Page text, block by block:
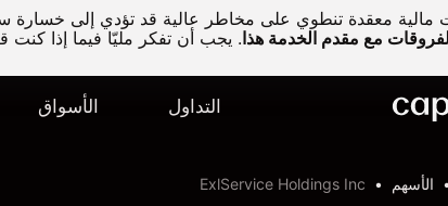
مالية معقدة تنطوي على مخاطر عالية قد تؤدي إلى خسارة
مع مقدم الخدمة هذا. يجب أن تفكر مليّا فيما إذا
التداول الأسواق
الأسهم ExlService Holdings Inc